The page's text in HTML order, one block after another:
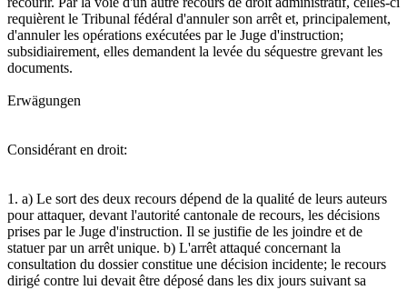
requièrent le Tribunal fédéral d'annuler son arrêt et, principalement,
d'annuler les opérations exécutées par le Juge d'instruction;
subsidiairement, elles demandent la levée du séquestre grevant les
documents.
Erwägungen
Considérant en droit:
1. a) Le sort des deux recours dépend de la qualité de leurs auteurs
pour attaquer, devant l'autorité cantonale de recours, les décisions
prises par le Juge d'instruction. Il se justifie de les joindre et de
statuer par un arrêt unique. b) L'arrêt attaqué concernant la
consultation du dossier constitue une décision incidente; le recours
dirigé contre lui devait être déposé dans les dix jours suivant sa